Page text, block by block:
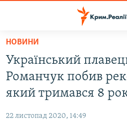
Перейти
основного
матеріалу
Перейти
до
основної
ВОДА.КРИМ
ВІДЕО ТА ФОТО
БЛОГИ
НОВИНИ
Український
Романчук побив
який тримався 8
22 листопад 2020, 14:49